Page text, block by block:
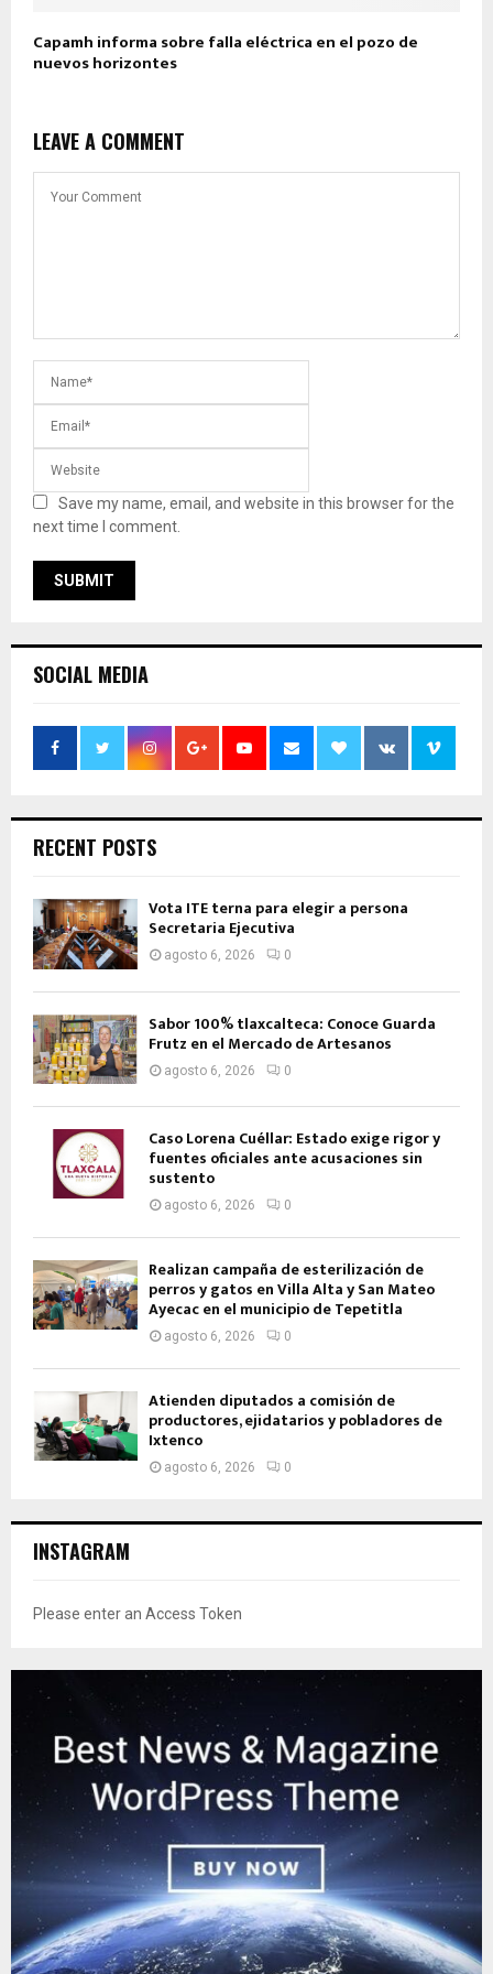
Capamh informa sobre falla eléctrica en el pozo de
nuevos horizontes
LEAVE A COMMENT
Save my name, email, and website in this browser for the
next time I comment.
SOCIAL MEDIA
RECENT POSTS
Vota ITE terna para elegir a persona
Secretaria Ejecutiva
agosto 6, 2026 0
Sabor 100% tlaxcalteca: Conoce Guarda
Frutz en el Mercado de Artesanos
agosto 6, 2026 0
Caso Lorena Cuéllar: Estado exige rigor y
fuentes oficiales ante acusaciones sin
sustento
agosto 6, 2026 0
Realizan campaña de esterilización de
perros y gatos en Villa Alta y San Mateo
Ayecac en el municipio de Tepetitla
agosto 6, 2026 0
Atienden diputados a comisión de
productores, ejidatarios y pobladores de
Ixtenco
agosto 6, 2026 0
INSTAGRAM
Please enter an Access Token